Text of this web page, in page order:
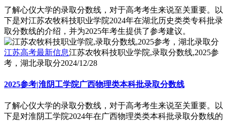
了解心仪大学的录取分数线，对于高考考生来说至关重要。以
下是对江苏农牧科技职业学院2024年在湖北历史类类专科批录
取分数线的介绍，并为2025年考生提供了参考建议。
江苏高考最新信息江苏农牧科技职业学院,录取分数线,2025参
考，湖北录取分2024/12/28
2025参考|淮阴工学院广西物理类本科批录取分数线
了解心仪大学的录取分数线，对于高考考生来说至关重要。以
下是对淮阴工学院2024年在广西物理类类本科批录取分数线的